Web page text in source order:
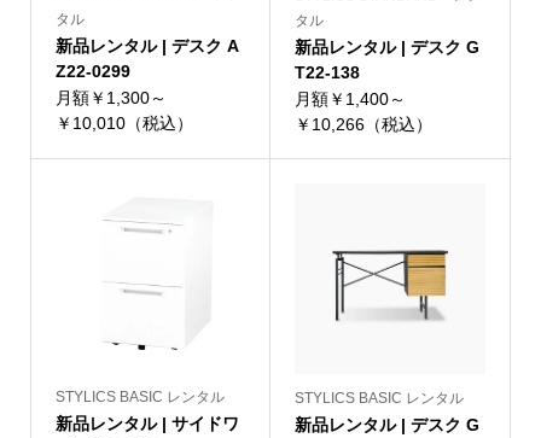
タル
新品レンタル | デスク A
Z22-0299
月額￥1,300～
￥10,010（税込）
タル
新品レンタル | デスク G
T22-138
月額￥1,400～
￥10,266（税込）
STYLICS BASIC レンタル
新品レンタル | サイドワ
STYLICS BASIC レンタル
新品レンタル | デスク G